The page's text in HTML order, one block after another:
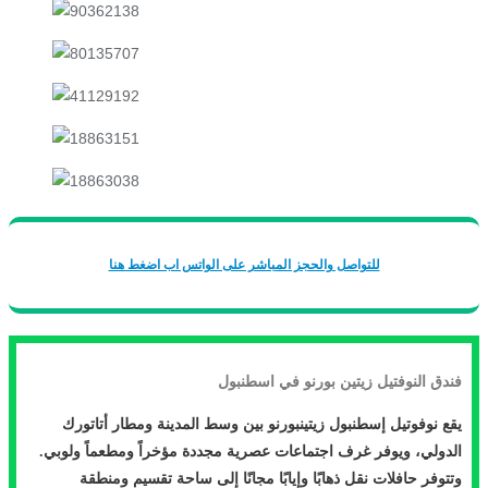
للتواصل والحجز المباشر على الواتس اب اضغط هنا
فندق النوفتيل زيتين بورنو في اسطنبول
يقع نوفوتيل إسطنبول زيتينبورنو بين وسط المدينة ومطار أتاتورك
الدولي، ويوفر غرف اجتماعات عصرية مجددة مؤخراً ومطعماً ولوبي.
وتتوفر حافلات نقل ذهابًا وإيابًا مجانًا إلى ساحة تقسيم ومنطقة